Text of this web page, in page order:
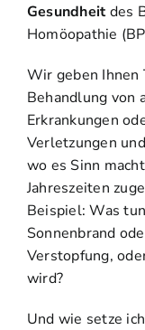
Gesundheitdes
Homöopathie
Wir geben Ihnen
Behandlung von
Erkrankungen
Verletzungen
wo es Sinn
Jahreszeiten
Beispiel: Was
Sonnenbrand
Verstopfung,
wird?
Und wie setze